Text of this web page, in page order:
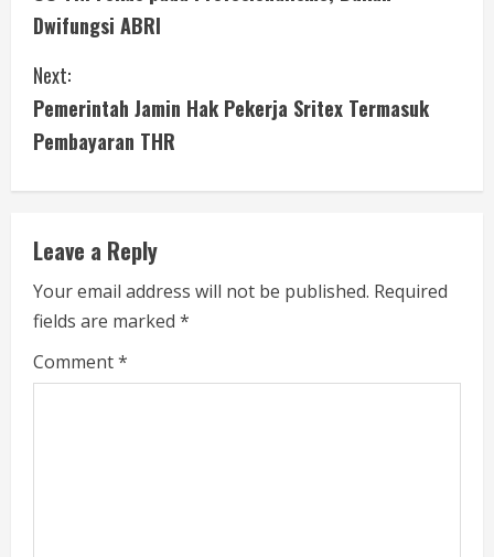
o
n
t
i
n
u
e
R
e
Dwifungsi ABRI
Next:
Pemerintah Jamin Hak Pekerja Sritex Termasuk
Pembayaran THR
Leave a Reply
Your email address will not be published. Required
fields are marked *
Comment*